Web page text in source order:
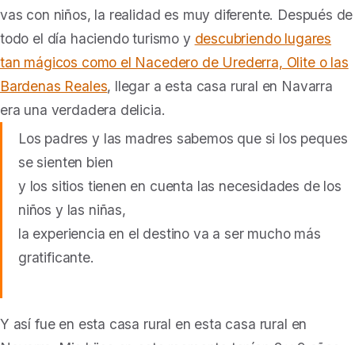
vas con niños, la realidad es muy diferente. Después de
todo el día haciendo turismo y descubriendo lugares
tan mágicos como el Nacedero de Urederra, Olite o las
Bardenas Reales, llegar a esta casa rural en Navarra
era una verdadera delicia.
Los padres y las madres sabemos que si los peques
se sienten bien
y los sitios tienen en cuenta las necesidades de los
niños y las niñas,
la experiencia en el destino va a ser mucho más
gratificante.
Y así fue en esta casa rural en esta casa rural en